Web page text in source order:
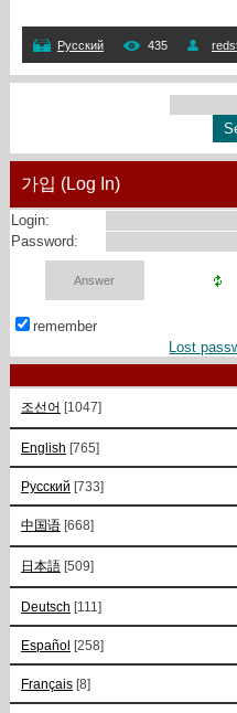
Русский 435
가입 (Log In)
Login:
Password:
remember
Lost
조선어 [1047]
English [765]
Русский [733]
中国语 [668]
日本語 [509]
Deutsch [111]
Español [258]
Français [8]